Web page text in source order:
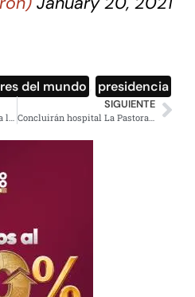
del mundo presidencia
SIGUIENTE
Concluirán hospital La Pastora para atender a pacientes Covid-19